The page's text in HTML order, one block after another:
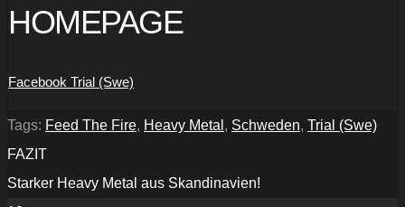
HOMEPAGE
Facebook Trial (Swe)
Tags: Feed The Fire, Heavy Metal , Schweden, Trial (Swe)
FAZIT
Starker Heavy Metal aus Skandinavien!